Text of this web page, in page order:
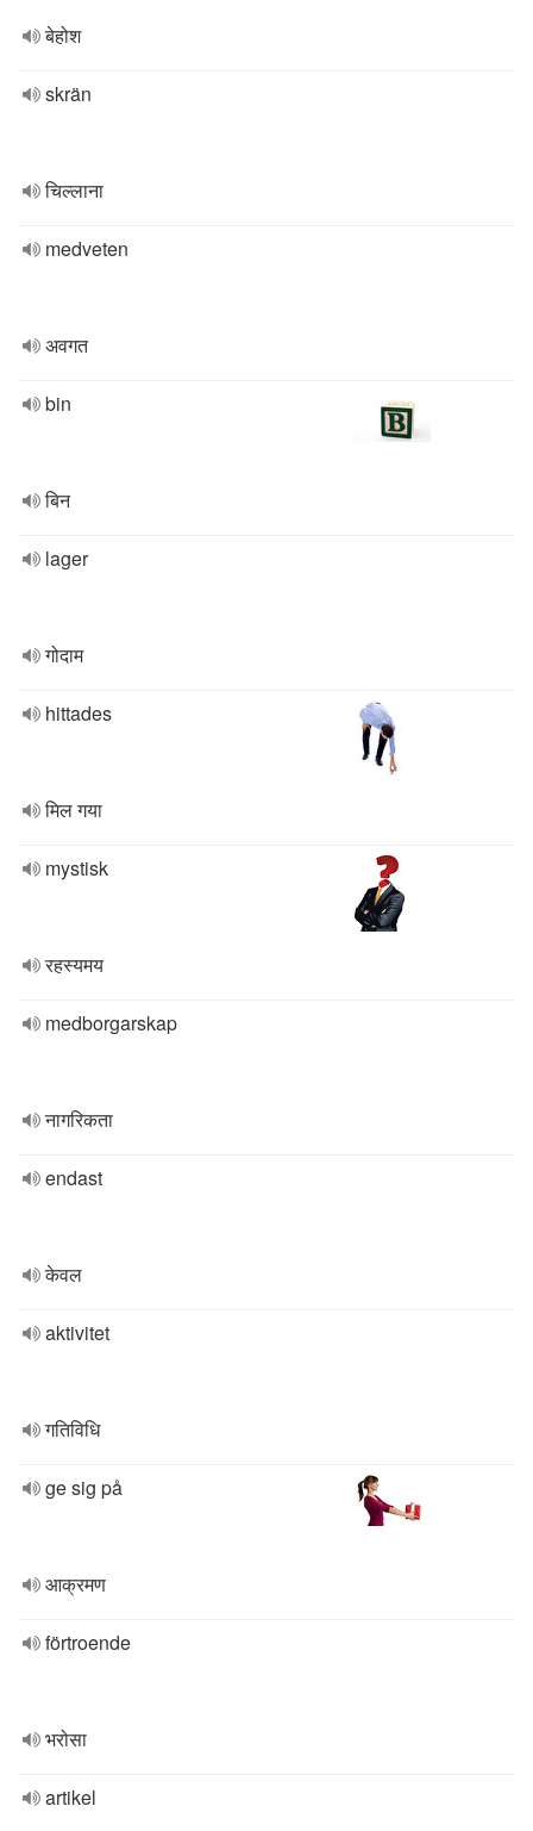
बेहोश
skrän
चिल्लाना
medveten
अवगत
bin
बिन
lager
गोदाम
hittades
मिल गया
mystisk
रहस्यमय
medborgarskap
नागरिकता
endast
केवल
aktivitet
गतिविधि
ge sig på
आक्रमण
förtroende
भरोसा
artikel